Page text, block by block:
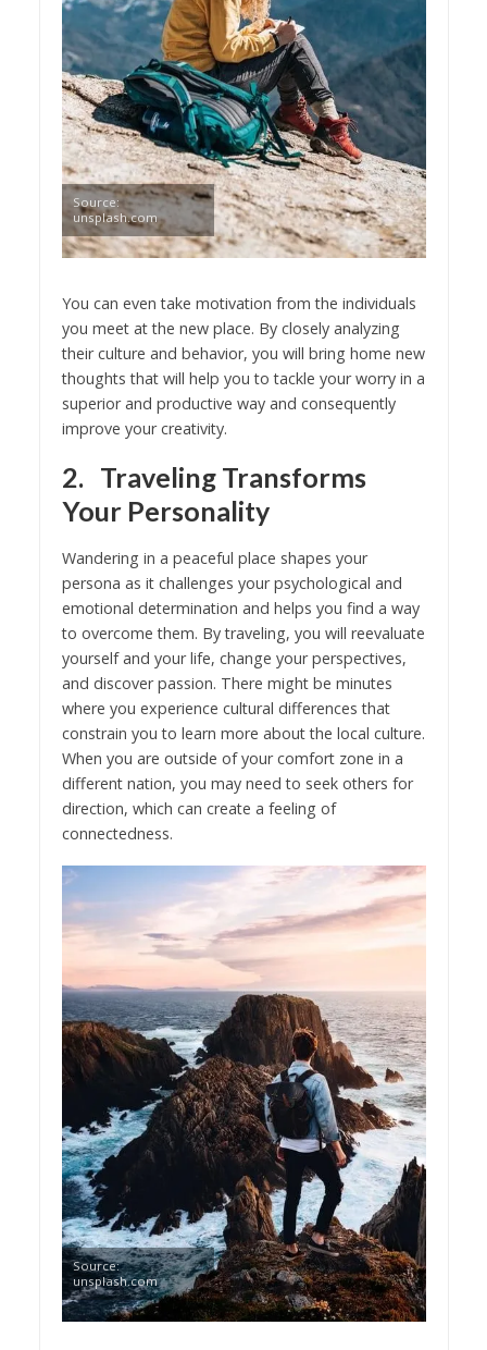
Source:
unsplash.com
You can even take motivation from the individuals
you meet at the new place. By closely analyzing
their culture and behavior, you will bring home new
thoughts that will help you to tackle your worry in a
superior and productive way and consequently
improve your creativity.
2. Traveling Transforms
Your Personality
Wandering in a peaceful place shapes your
persona as it challenges your psychological and
emotional determination and helps you find a way
to overcome them. By traveling, you will reevaluate
yourself and your life, change your perspectives,
and discover passion. There might be minutes
where you experience cultural differences that
constrain you to learn more about the local culture.
When you are outside of your comfort zone in a
different nation, you may need to seek others for
direction, which can create a feeling of
connectedness.
Source:
unsplash.com